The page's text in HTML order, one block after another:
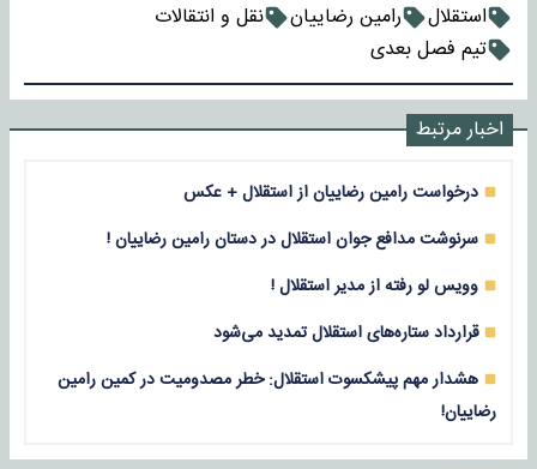
استقلال رامین رضاییان
نقل و انتقالات
تیم فصل بعدی
اخبار مرتبط
درخواست رامین رضاییان از استقلال + عکس
سرنوشت مدافع جوان استقلال در دستان رامین رضاییان !
وویس لو رفته از مدیر استقلال !
قرارداد ستاره‌های استقلال تمدید می‌شود
هشدار مهم پیشکسوت استقلال: خطر مصدومیت در کمین رامین
رضاییان!